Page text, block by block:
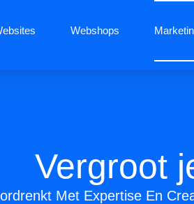
Webshops
Vergroot
Met Expertise En